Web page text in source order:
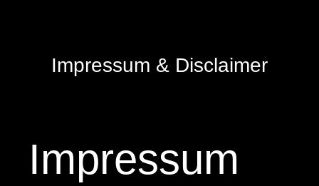
Impressum & Disclaimer
Impressum